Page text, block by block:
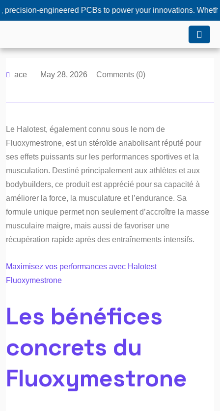
engineered PCBs to power your innovations. Whether you
ace May 28, 2026 Comments (0)
Le Halotest, également connu sous le nom de
Fluoxymestrone, est un stéroïde anabolisant réputé pour
ses effets puissants sur les performances sportives et la
musculation. Destiné principalement aux athlètes et aux
bodybuilders, ce produit est apprécié pour sa capacité à
améliorer la force, la musculature et l’endurance. Sa
formule unique permet non seulement d’accroître la masse
musculaire maigre, mais aussi de favoriser une
récupération rapide après des entraînements intensifs.
Maximisez vos performances avec Halotest
Fluoxymestrone
Les bénéfices
concrets du
Fluoxymestrone